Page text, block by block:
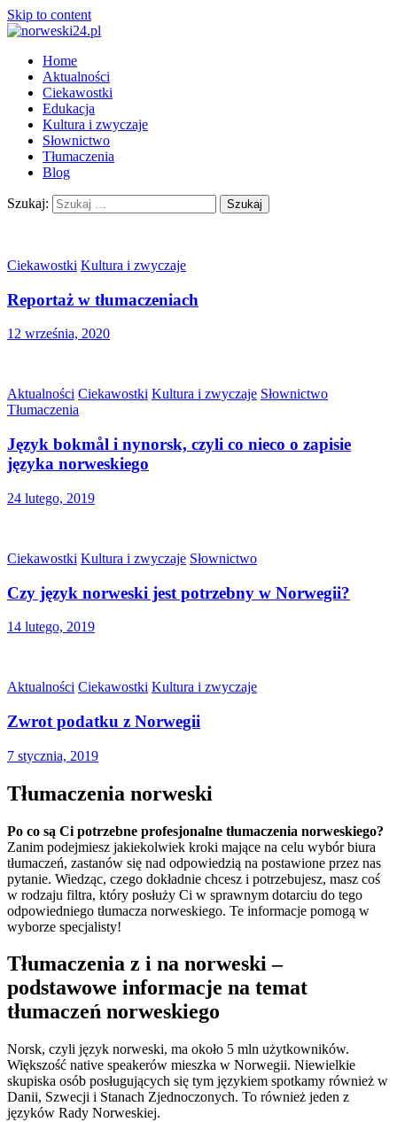
Skip to content
Home
Aktualności
Ciekawostki
Edukacja
Kultura i zwyczaje
Słownictwo
Tłumaczenia
Blog
Szukaj:
Ciekawostki Kultura i zwyczaje
Reportaż w tłumaczeniach
12 września, 2020
Aktualności Ciekawostki Kultura i zwyczaje Słownictwo
Tłumaczenia
Język bokmål i nynorsk, czyli co nieco o zapisie
języka norweskiego
24 lutego, 2019
Ciekawostki Kultura i zwyczaje Słownictwo
Czy język norweski jest potrzebny w Norwegii?
14 lutego, 2019
Aktualności Ciekawostki Kultura i zwyczaje
Zwrot podatku z Norwegii
7 stycznia, 2019
Tłumaczenia norweski
Po co są Ci potrzebne profesjonalne tłumaczenia norweskiego?
Zanim podejmiesz jakiekolwiek kroki mające na celu wybór biura
tłumaczeń, zastanów się nad odpowiedzią na postawione przez nas
pytanie. Wiedząc, czego dokładnie chcesz i potrzebujesz, masz coś
w rodzaju filtra, który posłuży Ci w sprawnym dotarciu do tego
odpowiedniego tłumacza norweskiego. Te informacje pomogą w
wyborze specjalisty!
Tłumaczenia z i na norweski –
podstawowe informacje na temat
tłumaczeń norweskiego
Norsk, czyli język norweski, ma około 5 mln użytkowników.
Większość native speakerów mieszka w Norwegii. Niewielkie
skupiska osób posługujących się tym językiem spotkamy również w
Danii, Szwecji i Stanach Zjednoczonych. To również jeden z
języków Rady Norweskiej.